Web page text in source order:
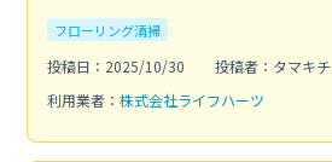
フローリング清掃
投稿日：2025/10/30
投稿者：タマキチ
利用業者： 株式会社ライフハーツ